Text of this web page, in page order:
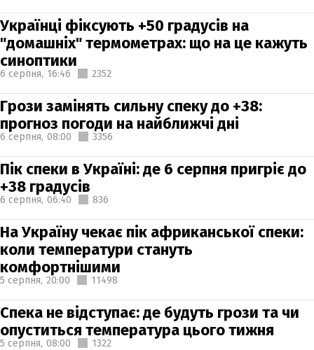
Українці фіксують +50 градусів на
"домашніх" термометрах: що на це кажуть
синоптики
6 серпня, 16:46 2352
Грози замінять сильну спеку до +38:
прогноз погоди на найближчі дні
6 серпня, 08:00 3356
Пік спеки в Україні: де 6 серпня пригріє до
+38 градусів
6 серпня, 06:40 836
На Україну чекає пік африканської спеки:
коли температури стануть
комфортнішими
5 серпня, 20:00 11498
Спека не відступає: де будуть грози та чи
опуститься температура цього тижня
5 серпня, 08:00 1322